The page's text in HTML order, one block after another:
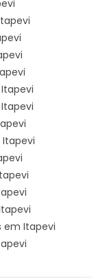
em Itapevi